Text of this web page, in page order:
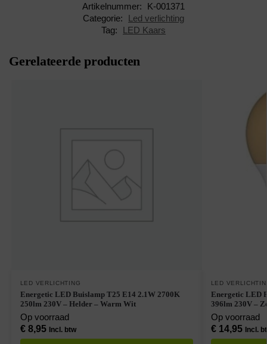
Artikelnummer:
K-001371
Categorie:
Led verlichting
Tag:
LED Kaars
Gerelateerde producten
LED VERLICHTING
Energetic LED Buislamp T25 E14 2.1W 2700K
250lm 230V – Helder – Warm Wit
Op voorraad
€8,95 Incl. btw
LED
Energetic LED
396lm 230V –
Op voorraad
€14,95 Incl.